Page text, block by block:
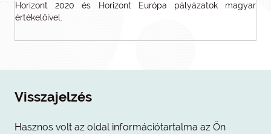
Horizont 2020 és Horizont Európa pályázatok magyar
értékelőivel.
Visszajelzés
Hasznos volt az oldal információtartalma az Ön